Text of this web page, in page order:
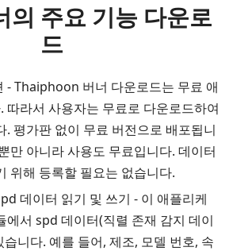
의 주요 기능 다운로
드
- Thaiphoon 버너 다운로드는 무료 애
따라서 사용자는 무료로 다운로드하여
. 평가판 없이 무료 버전으로 배포됩니
만 아니라 사용도 무료입니다. 데이터
위해 등록할 필요는 없습니다.
데이터 읽기 및 쓰기 - 이 애플리케
에서 spd 데이터(직렬 존재 감지 데이
니다. 예를 들어, 제조, 모델 번호, 속